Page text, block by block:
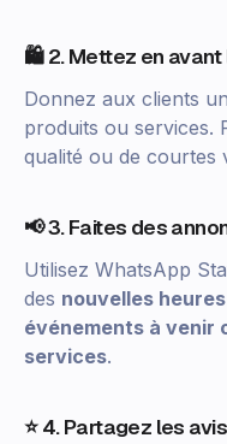
🛍️ 2. Mettez en
Donnez aux clients
produits ou services.
qualité ou de courtes
📢 3. Faites des
Utilisez WhatsApp
des nouvelles
événements à venir
services.
⭐ 4. Partagez les